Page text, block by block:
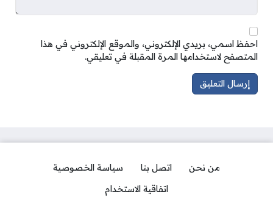
احفظ اسمي، بريدي الإلكتروني، والموقع الإلكتروني في هذا
المتصفح لاستخدامها المرة المقبلة في تعليقي.
من نحن اتصل بنا
سياسة الخصوصية
اتفاقية الاستخدام